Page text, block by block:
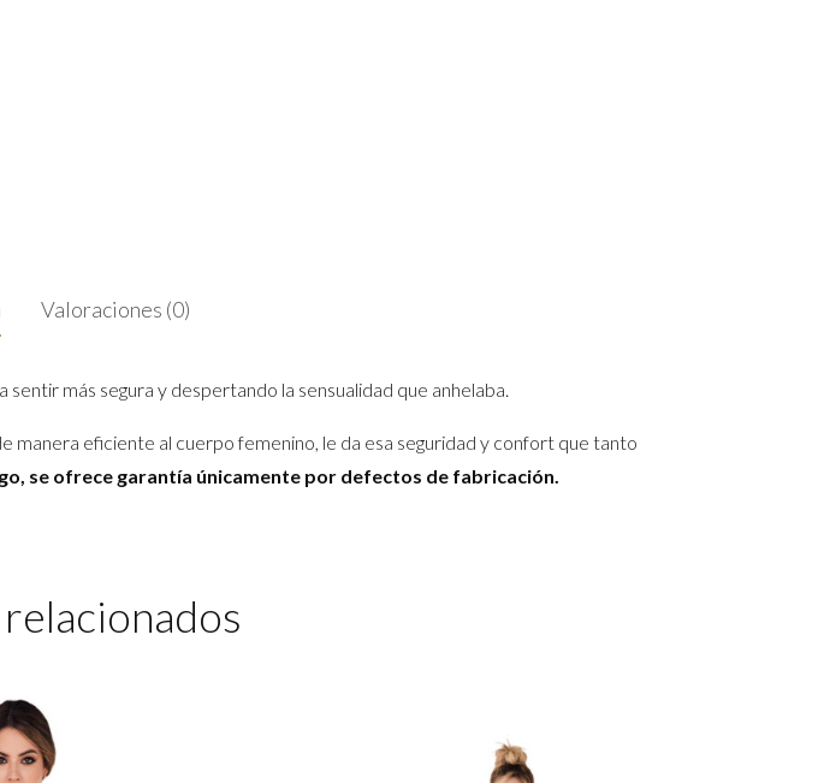
Valoraciones (0)
sentir más segura y despertando la sensualidad que anhelaba.
manera eficiente al cuerpo femenino, le da esa seguridad y confort que tanto
se ofrece garantía únicamente por defectos de fabricación.